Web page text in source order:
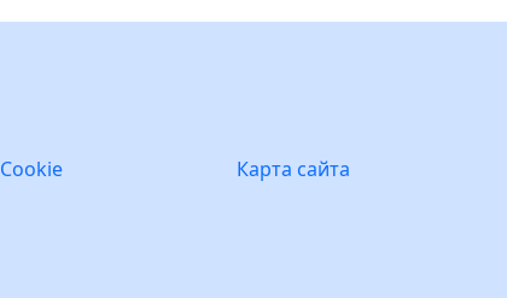
Карта сайта